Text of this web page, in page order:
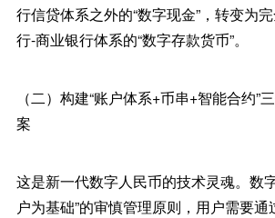
行信贷体系之外的“数字现金”，转变为
行-商业银行体系的“数字存款货币”。
（二）构建“账户体系+币串+智能合约”
案
这是新一代数字人民币的技术灵魂。数
户为基础”的审慎管理原则，用户需要